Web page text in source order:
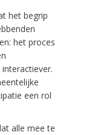
het begrip
het proces
een rol
alle mee te